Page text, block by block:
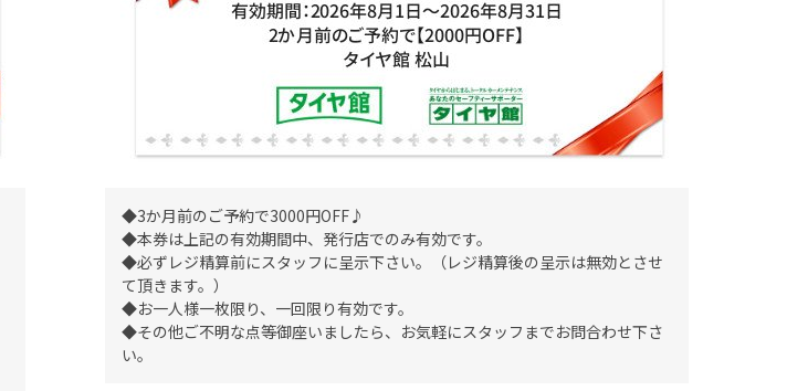
◆3か月前のご予約で3000円OFF♪
◆本券は上記の有効期間中、発行店でのみ有効です。
◆必ずレジ精算前にスタッフに呈示下さい。（レジ精算後の呈示は無効とさせ
て頂きます。）
◆お一人様一枚限り、一回限り有効です。
◆その他ご不明な点等御座いましたら、お気軽にスタッフまでお問合わせ下さ
い。